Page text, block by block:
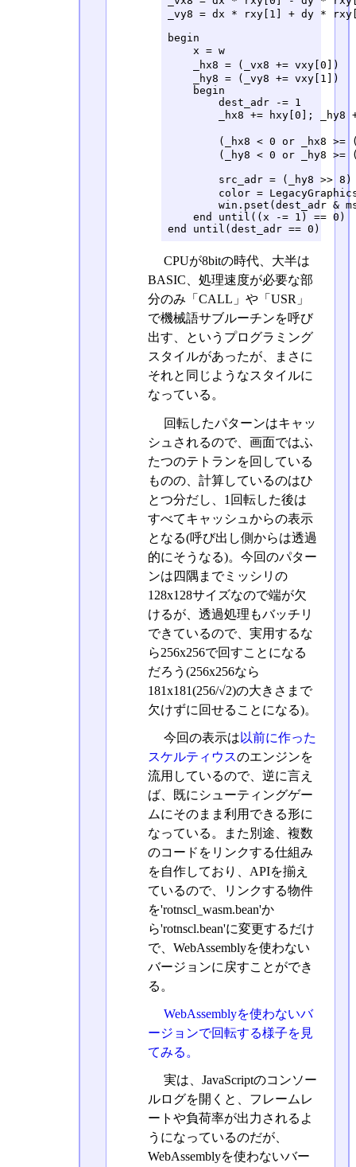
_vy8 = dx * rxy[1] + dy *
begin
x = w
_hx8 = (_vx8 += vxy[0])
    _hy8 = (_vy8 += vxy[1])
    begin
        dest_adr -= 1
_hx8 += hxy[0]; _hy8 +=
(_hx8 < 0 or _hx8 >=
(_hy8 < 0 or _hy8 >=
src_adr = (_hy8 >> 8)
color =
win.pset(dest_adr &
    end until((x -= 1) == 0)
end until(dest_adr == 0)
CPUが8bitの時代、大半は
BASIC、処理速度が必要な部
分のみ「CALL」や「USR」
で機械語サブルーチンを呼び
出す、というプログラミング
スタイルがあったが、まさに
それと同じようなスタイルに
なっている。
回転したパターンはキャッ
シュされるので、画面ではふ
たつのテトランを回している
ものの、計算しているのはひ
とつ分だし、1回転した後は
すべてキャッシュからの表示
となる(呼び出し側からは透過
的にそうなる)。今回のパター
ンは四隅までミッシリの
128x128サイズなので端が欠
けるが、透過処理もバッチリ
できているので、実用するな
ら256x256で回すことになる
だろう(256x256なら
181x181(256/√2)の大きさまで
欠けずに回せることになる)。
今回の表示は 以前に作った
スケルティウスのエンジンを
流用しているので、逆に言え
ば、既にシューティングゲー
ムにそのまま利用できる形に
なっている。また別途、複数
のコードをリンクする仕組み
を自作しており、APIを揃え
ているので、リンクする物件
を'rotnscl_wasm.bean'か
ら'rotnscl.bean'に変更するだけ
で、WebAssemblyを使わない
バージョンに戻すことができ
る。
WebAssemblyを使わないバ
ージョンで回転する様子を見
てみる。
実は、JavaScriptのコンソー
ルログを開くと、フレームレ
ートや負荷率が出力されるよ
うになっているのだが、
WebAssemblyを使わないバー